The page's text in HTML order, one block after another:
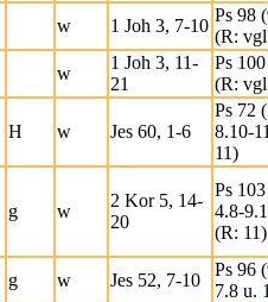
w 1 Joh 3, 7-10
Ps 98
(R:
w
1 Joh 3, 11-
21
Ps
(R:
H w Jes 60, 1-6
Ps 72
8.10-
11)
g w
2 Kor 5, 14-
20
Ps
4.8-
(R: 11)
g w Jes 52, 7-10
Ps 96
7.8 u.